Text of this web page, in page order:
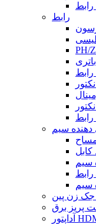
رابط
PH/
دهنده سیم
کابل
سیم
سیم